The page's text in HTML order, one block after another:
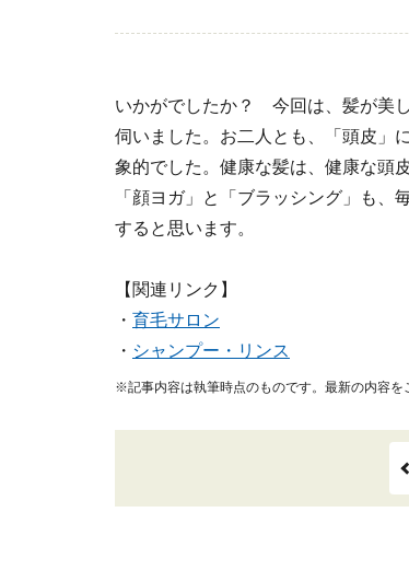
いかがでしたか？ 今回は、髪が美
伺いました。お二人とも、「頭皮」
象的でした。健康な髪は、健康な頭
「顔ヨガ」と「ブラッシング」も
すると思います。
【関連リンク】
・ 育毛サロン
・ シャンプー・リンス
※記事内容は執筆時点のものです。最新の内容を